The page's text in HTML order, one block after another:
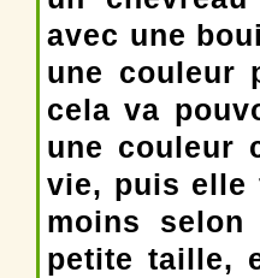
avec une
une couleur
cela va
une couleur
vie, puis elle
moins
petite taille,